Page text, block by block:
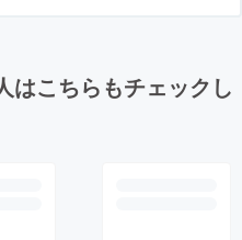
はこちらもチェックし